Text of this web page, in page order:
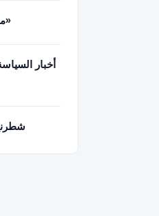
مانشستر سيتي.. «الصفقة الخامسة»
أخبار